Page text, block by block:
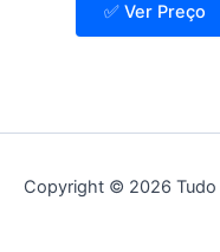
✅ Ver Preço
Copyright © 2026 Tudo